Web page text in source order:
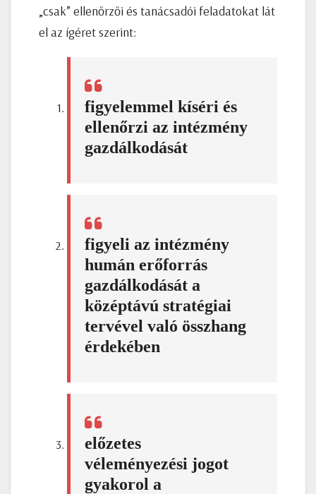
„csak” ellenőrzői és tanácsadói feladatokat lát
el az ígéret szerint:
figyelemmel kíséri és
ellenőrzi az intézmény
gazdálkodását
figyeli az intézmény
humán erőforrás
gazdálkodását a
középtávú stratégiai
tervével való összhang
érdekében
előzetes
véleményezési jogot
gyakorol a